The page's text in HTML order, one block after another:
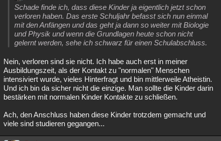
Schade finde ich, dass diese Kinder ja eigentlich jetzt schon
verloren haben. Das erste Schuljahr befasst sich nun einmal
mit den Anfängen und das geht ja dann so weiter mit Biologie
und Physik und wenn die Grundlagen heute schon nicht
gelernt werden, sehe ich schwarz für einen Schulabschluss.
Nein, verloren sind sie nicht. Ich habe auch erst in meiner
Ausbildungszeit, als der Kontakt zu "normalen" Menschen
intensiviert wurde, vieles Hinterfragt und bin mittlerweile Atheistin.
Und ich bin da sicher nicht die einzige. Man sollte die Kinder darin
bestärken mit normalen Kinder Kontakte zu schließen.
Ach, den Anschluss haben diese Kinder trotzdem gemacht und
viele sind studieren gegangen...